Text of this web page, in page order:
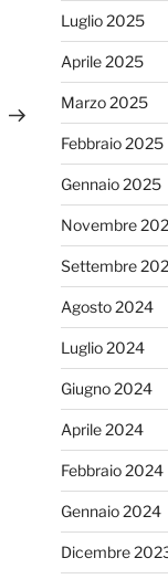
Articolo
successivo
Luglio 2025
Aprile 2025
Marzo 2025
Febbraio 2025
Gennaio 2025
Novembre
Settembre
Agosto 2024
Luglio 2024
Giugno 2024
Aprile 2024
Febbraio 2024
Gennaio 2024
Dicembre